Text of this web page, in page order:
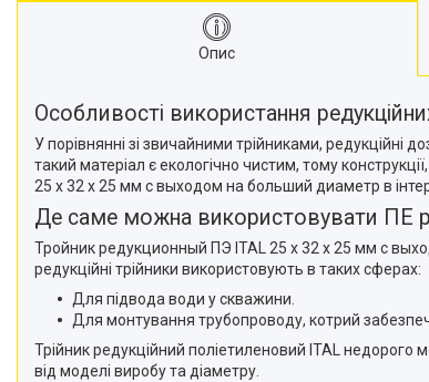
Опис
Особливості використання
У порівнянні зі звичайними трійниками, редукційні
такий матеріал є екологічно чистим, тому
25 x 32 x 25 мм с выходом на больший диаметр в
Де саме можна використовувати ПЕ
Тройник редукционный ПЭ ITAL 25 x 32 x 25 мм с
редукційні трійники використовують в таких сферах:
Для підвода води у скважини.
Для монтування трубопроводу, котрий
Трійник редукційний поліетиленовий ITAL недорого
від моделі виробу та діаметру.